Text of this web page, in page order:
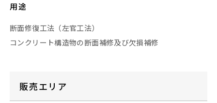
用途
断面修復工法（左官工法）
コンクリート構造物の断面補修及び欠損補修
販売エリア